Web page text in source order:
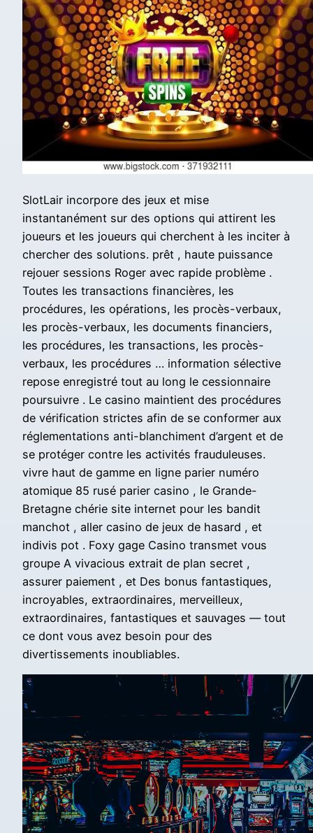
SlotLair incorpore des jeux et mise
instantanément sur des options qui attirent les
joueurs et les joueurs qui cherchent à les inciter à
chercher des solutions. prêt , haute puissance
rejouer sessions Roger avec rapide problème .
Toutes les transactions financières, les
procédures, les opérations, les procès-verbaux,
les procès-verbaux, les documents financiers,
les procédures, les transactions, les procès-
verbaux, les procédures … information sélective
repose enregistré tout au long le cessionnaire
poursuivre . Le casino maintient des procédures
de vérification strictes afin de se conformer aux
réglementations anti-blanchiment d’argent et de
se protéger contre les activités frauduleuses.
vivre haut de gamme en ligne parier numéro
atomique 85 rusé parier casino , le Grande-
Bretagne chérie site internet pour les bandit
manchot , aller casino de jeux de hasard , et
indivis pot . Foxy gage Casino transmet vous
groupe A vivacious extrait de plan secret ,
assurer paiement , et Des bonus fantastiques,
incroyables, extraordinaires, merveilleux,
extraordinaires, fantastiques et sauvages — tout
ce dont vous avez besoin pour des
divertissements inoubliables.